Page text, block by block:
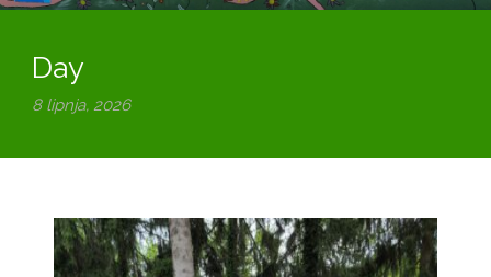
Day
8 lipnja, 2026